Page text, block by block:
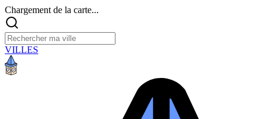
Chargement de la carte...
VILLES